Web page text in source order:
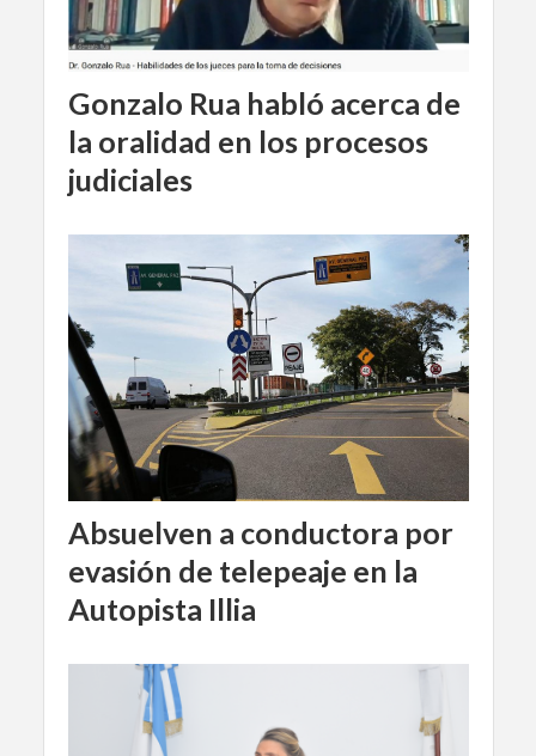
Gonzalo Rua habló acerca de
la oralidad en los procesos
judiciales
Absuelven a conductora por
evasión de telepeaje en la
Autopista Illia